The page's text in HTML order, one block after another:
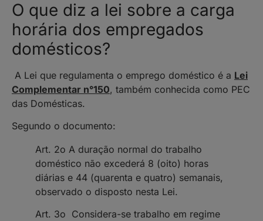
O que diz a lei sobre a carga
horária dos empregados
domésticos?
A Lei que regulamenta o emprego doméstico é a Lei
Complementar n°150, também conhecida como PEC
das Domésticas.
Segundo o documento:
Art. 2o A duração normal do trabalho
doméstico não excederá 8 (oito) horas
diárias e 44 (quarenta e quatro) semanais,
observado o disposto nesta Lei.
Art. 3o Considera-se trabalho em regime